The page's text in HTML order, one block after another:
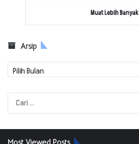
Muat Lebih Banyak
Arsip
Most Viewed Posts